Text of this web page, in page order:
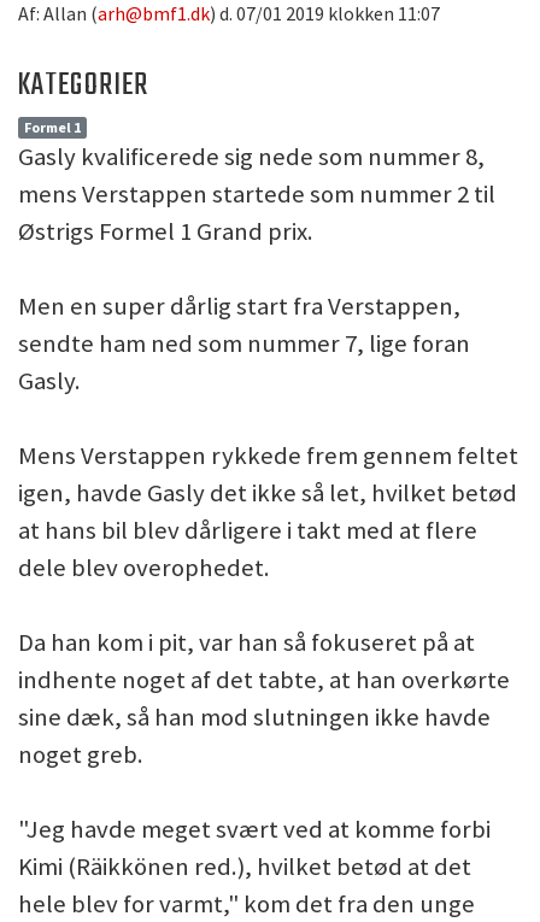
Af: Allan (arh@bmf1.dk) d. 07/01 2019 klokken 11:07
KATEGORIER
Formel 1
Gasly kvalificerede sig nede som nummer 8,
mens Verstappen startede som nummer 2 til
Østrigs Formel 1 Grand prix.
Men en super dårlig start fra Verstappen,
sendte ham ned som nummer 7, lige foran
Gasly.
Mens Verstappen rykkede frem gennem feltet
igen, havde Gasly det ikke så let, hvilket betød
at hans bil blev dårligere i takt med at flere
dele blev overophedet.
Da han kom i pit, var han så fokuseret på at
indhente noget af det tabte, at han overkørte
sine dæk, så han mod slutningen ikke havde
noget greb.
"Jeg havde meget svært ved at komme forbi
Kimi (Räikkönen red.), hvilket betød at det
hele blev for varmt," kom det fra den unge